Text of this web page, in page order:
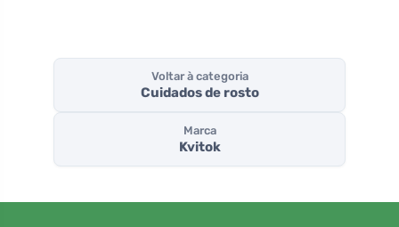
Voltar à categoria
Cuidados de rosto
Marca
Kvitok